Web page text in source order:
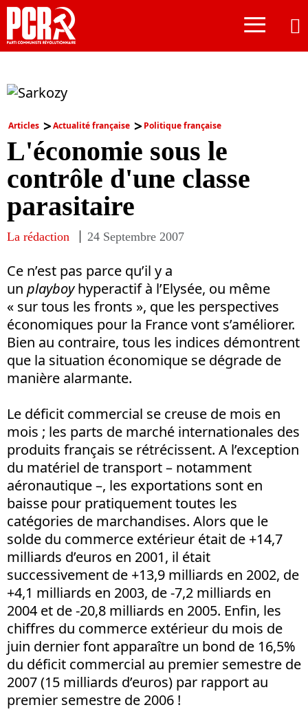
≡
Articles Actualité française Politique française
L'économie sous le
contrôle d'une classe
parasitaire
La rédaction 24 Septembre 2007
Ce n’est pas parce qu’il y a
un playboyhyperactif à l’Elysée, ou même
« sur tous les fronts », que les perspectives
économiques pour la France vont s’améliorer.
Bien au contraire, tous les indices démontrent
que la situation économique se dégrade de
manière alarmante.
Le déficit commercial se creuse de mois en
mois ; les parts de marché internationales des
produits français se rétrécissent. A l’exception
du matériel de transport – notamment
aéronautique –, les exportations sont en
baisse pour pratiquement toutes les
catégories de marchandises. Alors que le
solde du commerce extérieur était de +14,7
milliards d’euros en 2001, il était
successivement de +13,9 milliards en 2002, de
+4,1 milliards en 2003, de -7,2 milliards en
2004 et de -20,8 milliards en 2005. Enfin, les
chiffres du commerce extérieur du mois de
juin dernier font apparaître un bond de 16,5%
du déficit commercial au premier semestre de
2007 (15 milliards d’euros) par rapport au
premier semestre de 2006 !